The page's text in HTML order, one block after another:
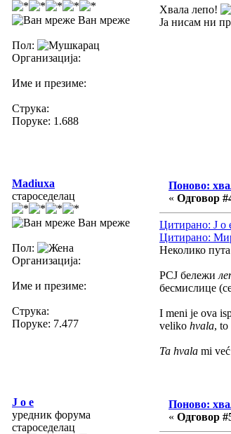
Ван мреже
Пол:
Организација:
Име и презиме:
Струка:
Поруке: 1.688
Хвала лепо!
Ја нисам ни
Madiuxa
староседелац
Ван мреже
Пол:
Организација:
Име и презиме:
Струка:
Поруке: 7.477
Поново:
« Одговор
Цитирано: J o
Цитирано:
Неколико пута
РСЈ бележи
бесмислице
I meni je ova
veliko hvala, to
Ta hvala mi
J o e
уредник форума
староседелац
Поново:
« Одговор